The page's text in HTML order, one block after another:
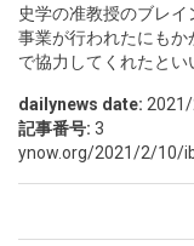
史学の准教授のブレ
事業が行われたにも
で協力してくれたとい
dailynews date:
記事番号: 3
ynow.org/2021/2/10/